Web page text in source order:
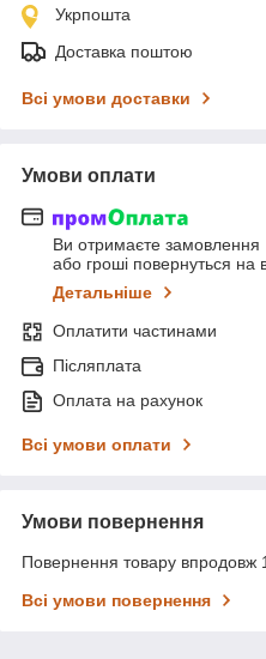
Укрпошта
Доставка поштою
Всі умови доставки
Умови оплати
Ви отримаєте замовлення
або гроші повернуться на
Детальніше
Оплатити частинами
Післяплата
Оплата на рахунок
Всі умови оплати
Умови повернення
Повернення товару впродовж
Всі умови повернення